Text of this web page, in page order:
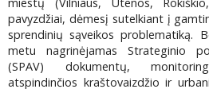
miestų (Vilniaus, Utenos,
pavyzdžiai, dėmesį sutelkiant į
sprendinių sąveikos problematiką.
metu nagrinėjamas Strateginio
(SPAV) dokumentų,
atspindinčios kraštovaizdžio ir